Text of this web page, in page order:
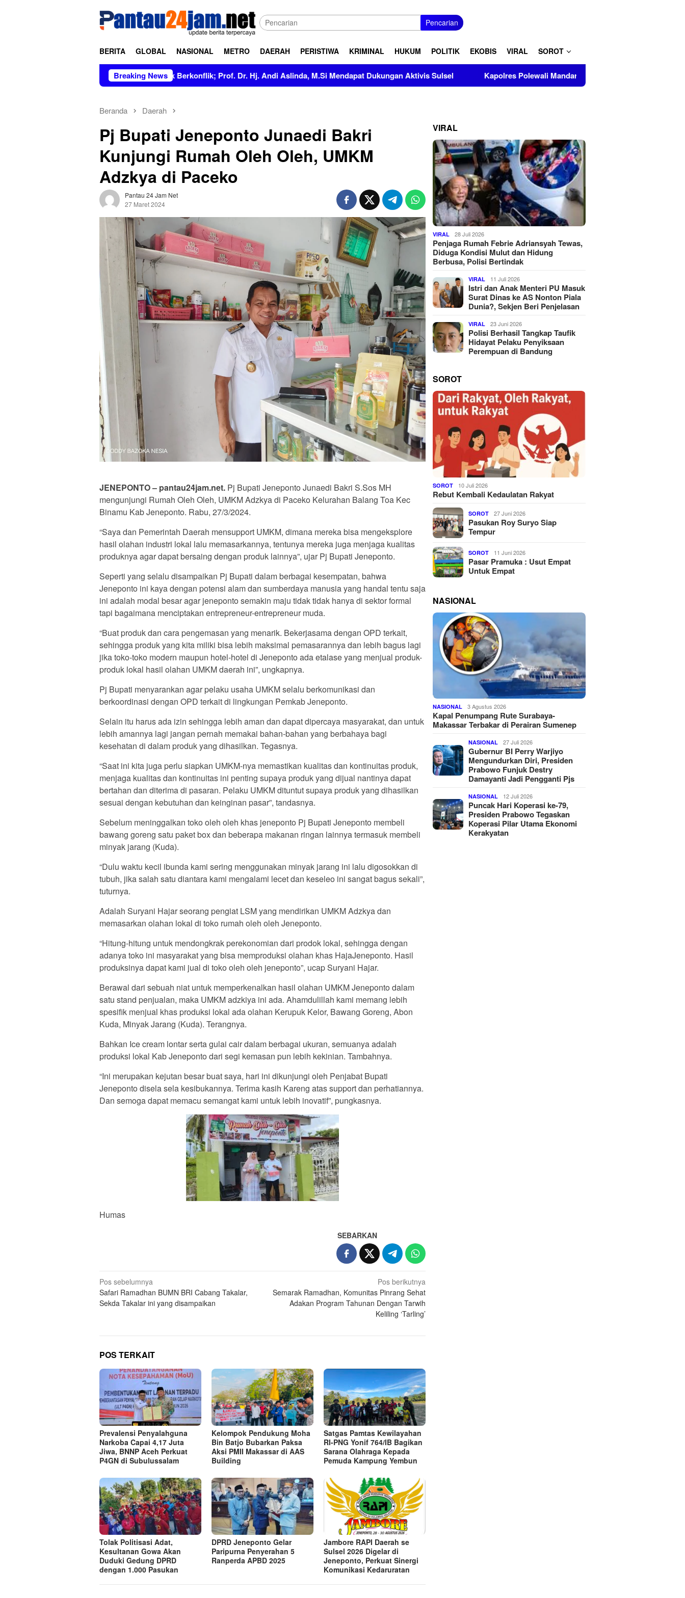
Pencarian
BERITA GLOBAL NASIONAL METRO DAERAH PERISTIWA KRIMINAL HUKUM POLITIK EKOBIS VIRAL SOROT
Breaking News
Dipimpin Figur Bersih dan Tidak Berkonflik; Prof. Dr. Hj. Andi Aslinda, M.Si Mendapat Dukungan Aktivis Sulsel Kapolres Polewali Mandar Turut Musnahkan Barang Bukti Perkara
Beranda Daerah
Pj Bupati Jeneponto Junaedi Bakri
Kunjungi Rumah Oleh Oleh, UMKM
Adzkya di Paceko
Pantau 24 Jam Net
27 Maret 2024
JENEPONTO – pantau24jam.net. Pj Bupati Jeneponto Junaedi Bakri S.Sos MH
mengunjungi Rumah Oleh Oleh, UMKM Adzkya di Paceko Kelurahan Balang Toa Kec
Binamu Kab Jeneponto. Rabu, 27/3/2024.
“Saya dan Pemerintah Daerah mensupport UMKM, dimana mereka bisa mengeksplore
hasil olahan industri lokal lalu memasarkannya, tentunya mereka juga menjaga kualitas
produknya agar dapat bersaing dengan produk lainnya”, ujar Pj Bupati Jeneponto.
Seperti yang selalu disampaikan Pj Bupati dalam berbagai kesempatan, bahwa
Jeneponto ini kaya dengan potensi alam dan sumberdaya manusia yang handal tentu saja
ini adalah modal besar agar jeneponto semakin maju tidak tidak hanya di sektor formal
tapi bagaimana menciptakan entrepreneur-entrepreneur muda.
“Buat produk dan cara pengemasan yang menarik. Bekerjasama dengan OPD terkait,
sehingga produk yang kita miliki bisa lebih maksimal pemasarannya dan lebih bagus lagi
jika toko-toko modern maupun hotel-hotel di Jeneponto ada etalase yang menjual produk-
produk lokal hasil olahan UMKM daerah ini”, ungkapnya.
Pj Bupati menyarankan agar pelaku usaha UMKM selalu berkomunikasi dan
berkoordinasi dengan OPD terkait di lingkungan Pemkab Jeneponto.
Selain itu harus ada izin sehingga lebih aman dan dapat dipercaya masyarakat, dan untuk
lebih amannya lagi jangan pernah memakai bahan-bahan yang berbahaya bagi
kesehatan di dalam produk yang dihasilkan. Tegasnya.
“Saat ini kita juga perlu siapkan UMKM-nya memastikan kualitas dan kontinuitas produk,
menjaga kualitas dan kontinuitas ini penting supaya produk yang dijual nantinya dapat
bertahan dan diterima di pasaran. Pelaku UMKM dituntut supaya produk yang dihasilkan
sesuai dengan kebutuhan dan keinginan pasar”, tandasnya.
Sebelum meninggalkan toko oleh oleh khas jeneponto Pj Bupati Jeneponto membeli
bawang goreng satu paket box dan beberapa makanan ringan lainnya termasuk membeli
minyak jarang (Kuda).
“Dulu waktu kecil ibunda kami sering menggunakan minyak jarang ini lalu digosokkan di
tubuh, jika salah satu diantara kami mengalami lecet dan keseleo ini sangat bagus sekali”,
tuturnya.
Adalah Suryani Hajar seorang pengiat LSM yang mendirikan UMKM Adzkya dan
memasarkan olahan lokal di toko rumah oleh oleh Jeneponto.
“Hitung-hitung untuk mendongkrak perekonomian dari prodok lokal, sehingga dengan
adanya toko ini masyarakat yang bisa memproduksi olahan khas HajaJeneponto. Hasil
produksinya dapat kami jual di toko oleh oleh jeneponto”, ucap Suryani Hajar.
Berawal dari sebuah niat untuk memperkenalkan hasil olahan UMKM Jeneponto dalam
satu stand penjualan, maka UMKM adzkiya ini ada. Ahamdulillah kami memang lebih
spesifik menjual khas produksi lokal ada olahan Kerupuk Kelor, Bawang Goreng, Abon
Kuda, Minyak Jarang (Kuda). Terangnya.
Bahkan Ice cream lontar serta gulai cair dalam berbagai ukuran, semuanya adalah
produksi lokal Kab Jeneponto dari segi kemasan pun lebih kekinian. Tambahnya.
“Ini merupakan kejutan besar buat saya, hari ini dikunjungi oleh Penjabat Bupati
Jeneponto disela sela kesibukannya. Terima kasih Kareng atas support dan perhatiannya.
Dan semoga dapat memacu semangat kami untuk lebih inovatif”, pungkasnya.
Humas
SEBARKAN
Navigasi
pos
Pos sebelumnya
Safari Ramadhan BUMN BRI Cabang Takalar,
Sekda Takalar ini yang disampaikan
Pos berikutnya
Semarak Ramadhan, Komunitas Pinrang Sehat
Adakan Program Tahunan Dengan Tarwih
Keliling ‘Tarling’
POS TERKAIT
Prevalensi Penyalahguna
Narkoba Capai 4,17 Juta
Jiwa, BNNP Aceh Perkuat
P4GN di Subulussalam
Kelompok Pendukung Moha
Bin Batjo Bubarkan Paksa
Aksi PMII Makassar di AAS
Building
Satgas Pamtas Kewilayahan
RI-PNG Yonif 764/IB Bagikan
Sarana Olahraga Kepada
Pemuda Kampung Yembun
Tolak Politisasi Adat,
Kesultanan Gowa Akan
Duduki Gedung DPRD
dengan 1.000 Pasukan
DPRD Jeneponto Gelar
Paripurna Penyerahan 5
Ranperda APBD 2025
Jambore RAPI Daerah se
Sulsel 2026 Digelar di
Jeneponto, Perkuat Sinergi
Komunikasi Kedaruratan
VIRAL
VIRAL 28 Juli 2026
Penjaga Rumah Febrie Adriansyah Tewas,
Diduga Kondisi Mulut dan Hidung
Berbusa, Polisi Bertindak
VIRAL 11 Juli 2026
Istri dan Anak Menteri PU Masuk
Surat Dinas ke AS Nonton Piala
Dunia?, Sekjen Beri Penjelasan
VIRAL 23 Juni 2026
Polisi Berhasil Tangkap Taufik
Hidayat Pelaku Penyiksaan
Perempuan di Bandung
SOROT
SOROT 10 Juli 2026
Rebut Kembali Kedaulatan Rakyat
SOROT 27 Juni 2026
Pasukan Roy Suryo Siap
Tempur
SOROT 11 Juni 2026
Pasar Pramuka : Usut Empat
Untuk Empat
NASIONAL
NASIONAL 3 Agustus 2026
Kapal Penumpang Rute Surabaya-
Makassar Terbakar di Perairan Sumenep
NASIONAL 27 Juli 2026
Gubernur BI Perry Warjiyo
Mengundurkan Diri, Presiden
Prabowo Funjuk Destry
Damayanti Jadi Pengganti Pjs
NASIONAL 12 Juli 2026
Puncak Hari Koperasi ke-79,
Presiden Prabowo Tegaskan
Koperasi Pilar Utama Ekonomi
Kerakyatan